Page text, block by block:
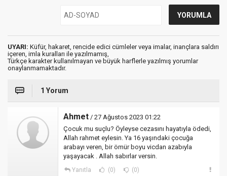
UYARI: Küfür, hakaret, rencide edici cümleler veya imalar, inançlara saldırı
içeren, imla kuralları ile yazılmamış,
Türkçe karakter kullanılmayan ve büyük harflerle yazılmış yorumlar
onaylanmamaktadır.
1 Yorum
Ahmet / 27 Ağustos 2023 01:22
Çocuk mu suçlu? Öyleyse cezasını hayatıyla ödedi,
Allah rahmet eylesin. Ya 16 yaşındaki çocuğa
arabayı veren, bir ömür boyu vicdan azabıyla
yaşayacak . Allah sabırlar versin.
Yanıtla (0) (0)